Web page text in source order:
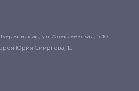
ул. Алексеевская, 1с10
Юрия Смирнова, 1а